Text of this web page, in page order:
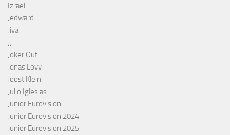
Izrael
Jedward
Jiva
JJ
Joker Out
Jonas Lovv
Joost Klein
Julio Iglesias
Junior Eurovision
Junior Eurovision 2024
Junior Eurovision 2025